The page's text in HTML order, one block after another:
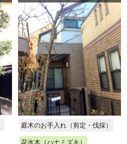
庭木のお手入れ（剪定・伐採）
花水木（ハナミズキ）